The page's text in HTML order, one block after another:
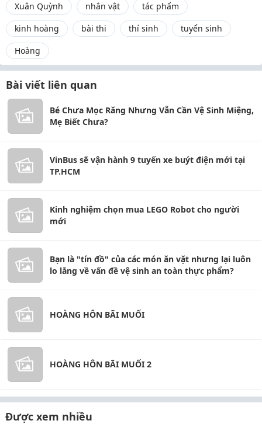
Xuân Quỳnh nhân vật
tác phẩm
kinh hoàng
bài thi thí sinh
tuyển sinh
Hoàng
Bài viết liên quan
Bé Chưa Mọc Răng Nhưng Vẫn Cần Vệ Sinh Miệng,
Mẹ Biết Chưa?
VinBus sẽ vận hành 9 tuyến xe buýt điện mới tại
TP.HCM
Kinh nghiệm chọn mua LEGO Robot cho người
mới
Bạn là "tín đồ" của các món ăn vặt nhưng lại luôn
lo lắng về vấn đề vệ sinh an toàn thực phẩm?
HOÀNG HÔN BÃI MUỐI
HOÀNG HÔN BÃI MUỐI 2
Được xem nhiều